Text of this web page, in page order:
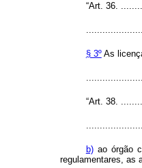
“Art. 36.
§ 3ºAs
“Art. 38.
b)ao órgão
regulamentares, as